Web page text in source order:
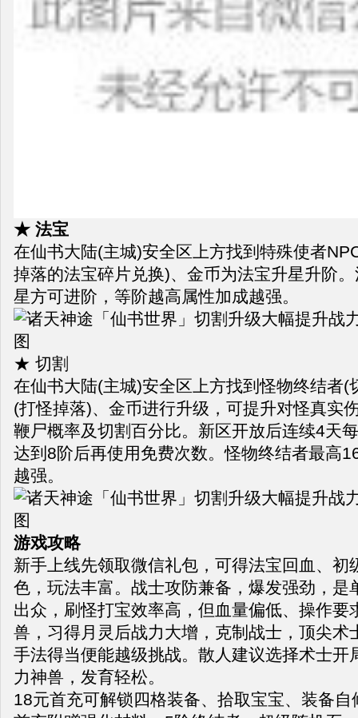
★ 法宝
在仙书大陆(主城)安全区上方找到特殊使者
掉落的法宝碎片兑换)、金币为法宝升星升阶
星方可进阶，等阶越高属性加成越强。
★ 切割
在仙书大陆(主城)安全区上方找到怪物终结者(
(打怪掉落)、金币进行升级，可提升对怪真实
鞭尸概率及切割百分比。新区开放后连续4天
达到8阶后再使用免费次数。怪物终结者最高
越强。
游戏攻略
新手上线先领取微信礼包，可得法宝回血、初
色，玩法丰富。战士攻防兼备，爆发强劲，是
出众，刷怪打宝效率高，但血量偏低、操作要
兽，习得月灵后战力大增，克制战士，顶尖术
手法得当便能越级挑战。散人建议选择术士开
力神兽，发育轻松。
18元首充可解锁四格装备、拾取宝宝、装备